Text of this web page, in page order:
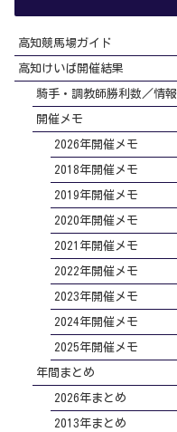
高知競馬場ガイド
高知けいば開催結果
騎手・調教師勝利数／情報
開催メモ
2026年開催メモ
2018年開催メモ
2019年開催メモ
2020年開催メモ
2021年開催メモ
2022年開催メモ
2023年開催メモ
2024年開催メモ
2025年開催メモ
年間まとめ
2026年まとめ
2013年まとめ